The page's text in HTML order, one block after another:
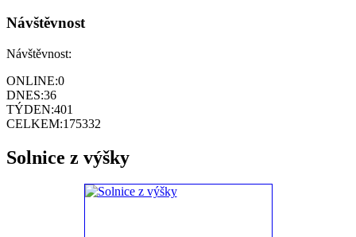
Návštěvnost
Návštěvnost:
ONLINE:0
DNES:36
TÝDEN:401
CELKEM:175332
Solnice z výšky